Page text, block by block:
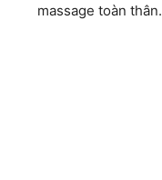
massage toàn thân.